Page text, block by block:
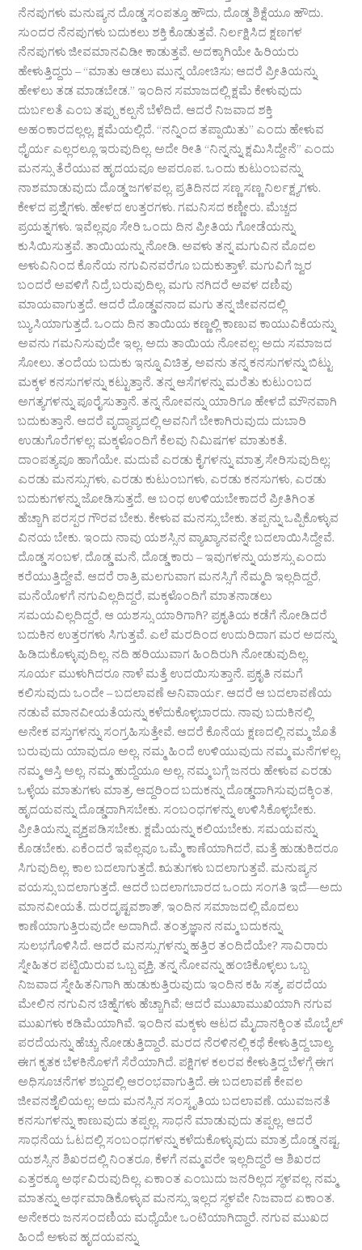
ನೆನಪುಗಳು ಮನುಷ್ಯನ ದೊಡ್ಡ ಸಂಪತ್ತೂ ಹೌದು, ದೊಡ್ಡ ಶಿಕ್ಷೆಯೂ ಹೌದು.
ಸುಂದರ ನೆನಪುಗಳು ಬದುಕಲು ಶಕ್ತಿ ಕೊಡುತ್ತವೆ. ನಿರ್ಲಕ್ಷಿಸಿದ ಕ್ಷಣಗಳ
ನೆನಪುಗಳು ಜೀವಮಾನವಿಡೀ ಕಾಡುತ್ತವೆ. ಅದಕ್ಕಾಗಿಯೇ ಹಿರಿಯರು
ಹೇಳುತ್ತಿದ್ದರು – “ಮಾತು ಆಡಲು ಮುನ್ನ ಯೋಚಿಸು; ಆದರೆ ಪ್ರೀತಿಯನ್ನು
ಹೇಳಲು ತಡ ಮಾಡಬೇಡ.” ಇಂದಿನ ಸಮಾಜದಲ್ಲಿ ಕ್ಷಮೆ ಕೇಳುವುದು
ದುರ್ಬಲತೆ ಎಂಬ ತಪ್ಪು ಕಲ್ಪನೆ ಬೆಳೆದಿದೆ. ಆದರೆ ನಿಜವಾದ ಶಕ್ತಿ
ಅಹಂಕಾರದಲ್ಲಲ್ಲ, ಕ್ಷಮೆಯಲ್ಲಿದೆ. “ನನ್ನಿಂದ ತಪ್ಪಾಯಿತು” ಎಂದು ಹೇಳುವ
ಧೈರ್ಯ ಎಲ್ಲರಲ್ಲೂ ಇರುವುದಿಲ್ಲ. ಅದೇ ರೀತಿ “ನಿನ್ನನ್ನು ಕ್ಷಮಿಸಿದ್ದೇನೆ” ಎಂದು
ಮನಸ್ಸು ತೆರೆಯುವ ಹೃದಯವೂ ಅಪರೂಪ. ಒಂದು ಕುಟುಂಬವನ್ನು
ನಾಶಮಾಡುವುದು ದೊಡ್ಡ ಜಗಳವಲ್ಲ. ಪ್ರತಿದಿನದ ಸಣ್ಣ ಸಣ್ಣ ನಿರ್ಲಕ್ಷ್ಯಗಳು.
ಕೇಳದ ಪ್ರಶ್ನೆಗಳು. ಹೇಳದ ಉತ್ತರಗಳು. ಗಮನಿಸದ ಕಣ್ಣೀರು. ಮೆಚ್ಚದ
ಪ್ರಯತ್ನಗಳು. ಇವೆಲ್ಲವೂ ಸೇರಿ ಒಂದು ದಿನ ಪ್ರೀತಿಯ ಗೋಡೆಯನ್ನು
ಕುಸಿಯಿಸುತ್ತವೆ. ತಾಯಿಯನ್ನು ನೋಡಿ. ಅವಳು ತನ್ನ ಮಗುವಿನ ಮೊದಲ
ಅಳುವಿನಿಂದ ಕೊನೆಯ ನಗುವಿನವರೆಗೂ ಬದುಕುತ್ತಾಳೆ. ಮಗುವಿಗೆ ಜ್ವರ
ಬಂದರೆ ಅವಳಿಗೆ ನಿದ್ರೆ ಬರುವುದಿಲ್ಲ. ಮಗು ನಗಿದರೆ ಅವಳ ದಣಿವು
ಮಾಯವಾಗುತ್ತದೆ. ಆದರೆ ದೊಡ್ಡವನಾದ ಮಗು ತನ್ನ ಜೀವನದಲ್ಲಿ
ಬ್ಯುಸಿಯಾಗುತ್ತದೆ. ಒಂದು ದಿನ ತಾಯಿಯ ಕಣ್ಣಲ್ಲಿ ಕಾಣುವ ಕಾಯುವಿಕೆಯನ್ನು
ಅವನು ಗಮನಿಸುವುದೇ ಇಲ್ಲ. ಅದು ತಾಯಿಯ ನೋವಲ್ಲ; ಅದು ಸಮಾಜದ
ಸೋಲು. ತಂದೆಯ ಬದುಕು ಇನ್ನೂ ವಿಚಿತ್ರ. ಅವನು ತನ್ನ ಕನಸುಗಳನ್ನು ಬಿಟ್ಟು
ಮಕ್ಕಳ ಕನಸುಗಳನ್ನು ಕಟ್ಟುತ್ತಾನೆ. ತನ್ನ ಆಸೆಗಳನ್ನು ಮರೆತು ಕುಟುಂಬದ
ಅಗತ್ಯಗಳನ್ನು ಪೂರೈಸುತ್ತಾನೆ. ತನ್ನ ನೋವನ್ನು ಯಾರಿಗೂ ಹೇಳದೆ ಮೌನವಾಗಿ
ಬದುಕುತ್ತಾನೆ. ಆದರೆ ವೃದ್ಧಾಪ್ಯದಲ್ಲಿ ಅವನಿಗೆ ಬೇಕಾಗಿರುವುದು ದುಬಾರಿ
ಉಡುಗೊರೆಗಳಲ್ಲ; ಮಕ್ಕಳೊಂದಿಗೆ ಕೆಲವು ನಿಮಿಷಗಳ ಮಾತುಕತೆ.
ದಾಂಪತ್ಯವೂ ಹಾಗೆಯೇ. ಮದುವೆ ಎರಡು ಕೈಗಳನ್ನು ಮಾತ್ರ ಸೇರಿಸುವುದಿಲ್ಲ;
ಎರಡು ಮನಸ್ಸುಗಳು, ಎರಡು ಕುಟುಂಬಗಳು, ಎರಡು ಕನಸುಗಳು, ಎರಡು
ಬದುಕುಗಳನ್ನು ಜೋಡಿಸುತ್ತದೆ. ಆ ಬಂಧ ಉಳಿಯಬೇಕಾದರೆ ಪ್ರೀತಿಗಿಂತ
ಹೆಚ್ಚಾಗಿ ಪರಸ್ಪರ ಗೌರವ ಬೇಕು. ಕೇಳುವ ಮನಸ್ಸು ಬೇಕು. ತಪ್ಪನ್ನು ಒಪ್ಪಿಕೊಳ್ಳುವ
ವಿನಯ ಬೇಕು. ಇಂದು ನಾವು ಯಶಸ್ಸಿನ ವ್ಯಾಖ್ಯಾನವನ್ನೇ ಬದಲಾಯಿಸಿದ್ದೇವೆ.
ದೊಡ್ಡ ಸಂಬಳ, ದೊಡ್ಡ ಮನೆ, ದೊಡ್ಡ ಕಾರು – ಇವುಗಳನ್ನು ಯಶಸ್ಸು ಎಂದು
ಕರೆಯುತ್ತಿದ್ದೇವೆ. ಆದರೆ ರಾತ್ರಿ ಮಲಗುವಾಗ ಮನಸ್ಸಿಗೆ ನೆಮ್ಮದಿ ಇಲ್ಲದಿದ್ದರೆ,
ಮನೆಯೊಳಗೆ ನಗುವಿಲ್ಲದಿದ್ದರೆ, ಮಕ್ಕಳೊಂದಿಗೆ ಮಾತನಾಡಲು
ಸಮಯವಿಲ್ಲದಿದ್ದರೆ, ಆ ಯಶಸ್ಸು ಯಾರಿಗಾಗಿ? ಪ್ರಕೃತಿಯ ಕಡೆಗೆ ನೋಡಿದರೆ
ಬದುಕಿನ ಉತ್ತರಗಳು ಸಿಗುತ್ತವೆ. ಎಲೆ ಮರದಿಂದ ಉದುರಿದಾಗ ಮರ ಅದನ್ನು
ಹಿಡಿದುಕೊಳ್ಳುವುದಿಲ್ಲ. ನದಿ ಹರಿಯುವಾಗ ಹಿಂದಿರುಗಿ ನೋಡುವುದಿಲ್ಲ.
ಸೂರ್ಯ ಮುಳುಗಿದರೂ ನಾಳೆ ಮತ್ತೆ ಉದಯಿಸುತ್ತಾನೆ. ಪ್ರಕೃತಿ ನಮಗೆ
ಕಲಿಸುವುದು ಒಂದೇ – ಬದಲಾವಣೆ ಅನಿವಾರ್ಯ. ಆದರೆ ಆ ಬದಲಾವಣೆಯ
ನಡುವೆ ಮಾನವೀಯತೆಯನ್ನು ಕಳೆದುಕೊಳ್ಳಬಾರದು. ನಾವು ಬದುಕಿನಲ್ಲಿ
ಅನೇಕ ವಸ್ತುಗಳನ್ನು ಸಂಗ್ರಹಿಸುತ್ತೇವೆ. ಆದರೆ ಕೊನೆಯ ಕ್ಷಣದಲ್ಲಿ ನಮ್ಮ ಜೊತೆ
ಬರುವುದು ಯಾವುದೂ ಅಲ್ಲ. ನಮ್ಮ ಹಿಂದೆ ಉಳಿಯುವುದು ನಮ್ಮ ಮನೆಗಳಲ್ಲ,
ನಮ್ಮ ಆಸ್ತಿ ಅಲ್ಲ, ನಮ್ಮ ಹುದ್ದೆಯೂ ಅಲ್ಲ. ನಮ್ಮ ಬಗ್ಗೆ ಜನರು ಹೇಳುವ ಎರಡು
ಒಳ್ಳೆಯ ಮಾತುಗಳು ಮಾತ್ರ. ಆದ್ದರಿಂದ ಬದುಕನ್ನು ದೊಡ್ಡದಾಗಿಸುವುದಕ್ಕಿಂತ,
ಹೃದಯವನ್ನು ದೊಡ್ಡದಾಗಿಸಬೇಕು. ಸಂಬಂಧಗಳನ್ನು ಉಳಿಸಿಕೊಳ್ಳಬೇಕು.
ಪ್ರೀತಿಯನ್ನು ವ್ಯಕ್ತಪಡಿಸಬೇಕು. ಕ್ಷಮೆಯನ್ನು ಕಲಿಯಬೇಕು. ಸಮಯವನ್ನು
ಕೊಡಬೇಕು. ಏಕೆಂದರೆ ಇವೆಲ್ಲವೂ ಒಮ್ಮೆ ಕಾಣೆಯಾಗಿದರೆ, ಮತ್ತೆ ಹುಡುಕಿದರೂ
ಸಿಗುವುದಿಲ್ಲ. ಕಾಲ ಬದಲಾಗುತ್ತದೆ. ಋತುಗಳು ಬದಲಾಗುತ್ತವೆ. ಮನುಷ್ಯನ
ವಯಸ್ಸು ಬದಲಾಗುತ್ತದೆ. ಆದರೆ ಬದಲಾಗಬಾರದ ಒಂದು ಸಂಗತಿ ಇದೆ—ಅದು
ಮಾನವೀಯತೆ. ದುರದೃಷ್ಟವಶಾತ್, ಇಂದಿನ ಸಮಾಜದಲ್ಲಿ ಮೊದಲು
ಕಾಣೆಯಾಗುತ್ತಿರುವುದೇ ಅದಾಗಿದೆ. ತಂತ್ರಜ್ಞಾನ ನಮ್ಮ ಬದುಕನ್ನು
ಸುಲಭಗೊಳಿಸಿದೆ. ಆದರೆ ಮನಸ್ಸುಗಳನ್ನು ಹತ್ತಿರ ತಂದಿದೆಯೇ? ಸಾವಿರಾರು
ಸ್ನೇಹಿತರ ಪಟ್ಟಿಯಿರುವ ಒಬ್ಬ ವ್ಯಕ್ತಿ, ತನ್ನ ನೋವನ್ನು ಹಂಚಿಕೊಳ್ಳಲು ಒಬ್ಬ
ನಿಜವಾದ ಸ್ನೇಹಿತನಿಗಾಗಿ ಹುಡುಕುತ್ತಿರುವುದು ಇಂದಿನ ಕಹಿ ಸತ್ಯ. ಪರದೆಯ
ಮೇಲಿನ ನಗುವಿನ ಚಿಹ್ನೆಗಳು ಹೆಚ್ಚಾಗಿವೆ; ಆದರೆ ಮುಖಾಮುಖಿಯಾಗಿ ನಗುವ
ಮುಖಗಳು ಕಡಿಮೆಯಾಗಿವೆ. ಇಂದಿನ ಮಕ್ಕಳು ಆಟದ ಮೈದಾನಕ್ಕಿಂತ ಮೊಬೈಲ್
ಪರದೆಯನ್ನು ಹೆಚ್ಚು ನೋಡುತ್ತಿದ್ದಾರೆ. ಮರದ ನೆರಳಿನಲ್ಲಿ ಕಥೆ ಕೇಳುತ್ತಿದ್ದ ಬಾಲ್ಯ
ಈಗ ಕೃತಕ ಬೆಳಕಿನೊಳಗೆ ಸೆರೆಯಾಗಿದೆ. ಪಕ್ಷಿಗಳ ಕಲರವ ಕೇಳುತ್ತಿದ್ದ ಬೆಳಗ್ಗೆ ಈಗ
ಅಧಿಸೂಚನೆಗಳ ಶಬ್ದದಲ್ಲಿ ಆರಂಭವಾಗುತ್ತಿದೆ. ಈ ಬದಲಾವಣೆ ಕೇವಲ
ಜೀವನಶೈಲಿಯಲ್ಲ; ಅದು ಮನಸ್ಸಿನ ಸಂಸ್ಕೃತಿಯ ಬದಲಾವಣೆ. ಯುವಜನತೆ
ಕನಸುಗಳನ್ನು ಕಾಣುವುದು ತಪ್ಪಲ್ಲ. ಸಾಧನೆ ಮಾಡುವುದು ತಪ್ಪಲ್ಲ. ಆದರೆ
ಸಾಧನೆಯ ಓಟದಲ್ಲಿ ಸಂಬಂಧಗಳನ್ನು ಕಳೆದುಕೊಳ್ಳುವುದು ಮಾತ್ರ ದೊಡ್ಡ ನಷ್ಟ.
ಯಶಸ್ಸಿನ ಶಿಖರದಲ್ಲಿ ನಿಂತರೂ, ಕೆಳಗೆ ನಮ್ಮವರೇ ಇಲ್ಲದಿದ್ದರೆ ಆ ಶಿಖರದ
ಎತ್ತರಕ್ಕೂ ಅರ್ಥವಿರುವುದಿಲ್ಲ. ಏಕಾಂತ ಎಂಬುದು ಜನರಿಲ್ಲದ ಸ್ಥಳವಲ್ಲ. ನಮ್ಮ
ಮಾತನ್ನು ಅರ್ಥಮಾಡಿಕೊಳ್ಳುವ ಮನಸ್ಸು ಇಲ್ಲದ ಸ್ಥಳವೇ ನಿಜವಾದ ಏಕಾಂತ.
ಅನೇಕರು ಜನಸಂದಣಿಯ ಮಧ್ಯೆಯೇ ಒಂಟಿಯಾಗಿದ್ದಾರೆ. ನಗುವ ಮುಖದ
ಹಿಂದೆ ಅಳುವ ಹೃದಯವನ್ನು